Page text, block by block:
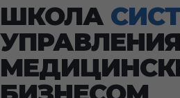
ШКОЛА
УПРАВЛЕНИЯ